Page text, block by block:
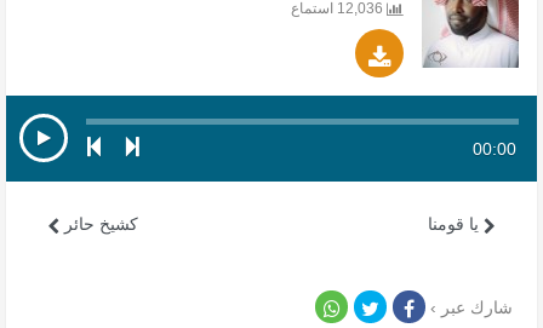
00:00
كشيخ حائر يا قومنا
شارك عبر ›